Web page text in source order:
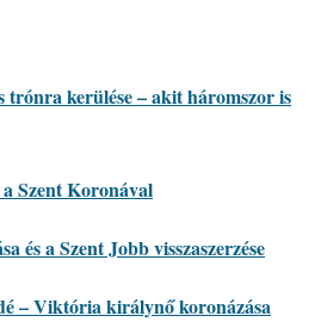
kerülése – akit háromszor is
Szent Koronával
és a Szent Jobb visszaszerzése
– Viktória királynő koronázása